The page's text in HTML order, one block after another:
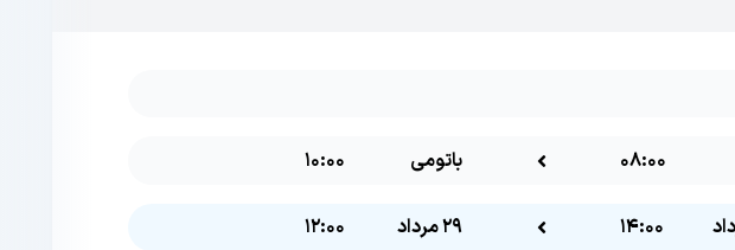
08:00 باتومی 10:00
14:00 29 مرداد 12:00